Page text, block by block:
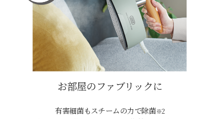
お部屋のファブリックに
有害細菌もスチームの力で除菌※2